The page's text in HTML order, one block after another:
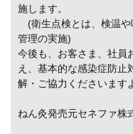
施します。
(衛生点検とは、検温や
管理の実施)
今後も、お客さま、社員
え、基本的な感染症防止
解・ご協力くださいます
ねん灸発売元セネファ株